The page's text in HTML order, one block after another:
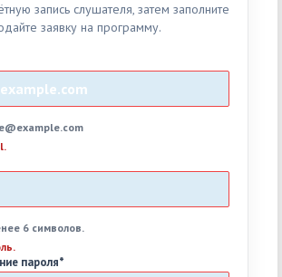
запись слушателя, затем заполните
заявку на программу.
6 символов.
пароля*